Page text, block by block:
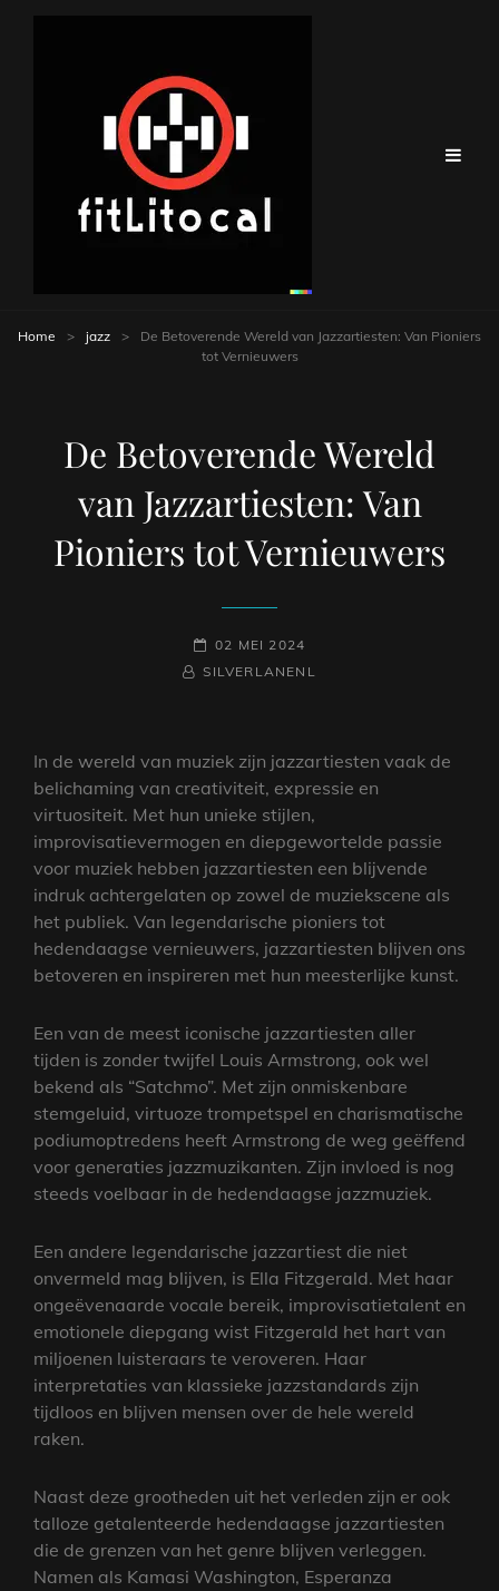
Home > jazz >
De Betoverende Wereld van Jazzartiesten: Van Pioniers
tot Vernieuwers
De Betoverende Wereld
van Jazzartiesten: Van
Pioniers tot Vernieuwers
GEPLAATST
OP
02 MEI 2024
NAAMREGEL
BYLINE
SILVERLANENL
In de wereld van muziek zijn jazzartiesten vaak de
belichaming van creativiteit, expressie en
virtuositeit. Met hun unieke stijlen,
improvisatievermogen en diepgewortelde passie
voor muziek hebben jazzartiesten een blijvende
indruk achtergelaten op zowel de muziekscene als
het publiek. Van legendarische pioniers tot
hedendaagse vernieuwers, jazzartiesten blijven ons
betoveren en inspireren met hun meesterlijke kunst.
Een van de meest iconische jazzartiesten aller
tijden is zonder twijfel Louis Armstrong, ook wel
bekend als “Satchmo”. Met zijn onmiskenbare
stemgeluid, virtuoze trompetspel en charismatische
podiumoptredens heeft Armstrong de weg geëffend
voor generaties jazzmuzikanten. Zijn invloed is nog
steeds voelbaar in de hedendaagse jazzmuziek.
Een andere legendarische jazzartiest die niet
onvermeld mag blijven, is Ella Fitzgerald. Met haar
ongeëvenaarde vocale bereik, improvisatietalent en
emotionele diepgang wist Fitzgerald het hart van
miljoenen luisteraars te veroveren. Haar
interpretaties van klassieke jazzstandards zijn
tijdloos en blijven mensen over de hele wereld
raken.
Naast deze grootheden uit het verleden zijn er ook
talloze getalenteerde hedendaagse jazzartiesten
die de grenzen van het genre blijven verleggen.
Namen als Kamasi Washington, Esperanza